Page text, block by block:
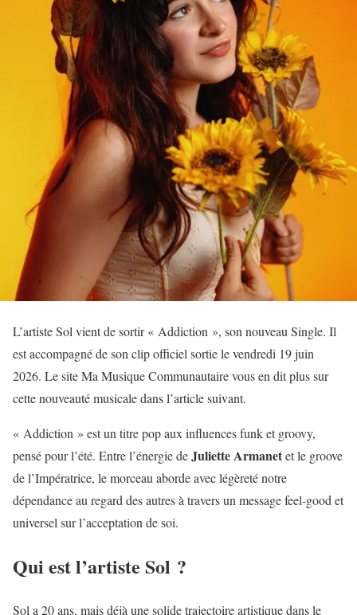
L’artiste Sol vient de sortir « Addiction », son nouveau Single. Il
est accompagné de son clip officiel sortie le vendredi 19 juin
2026. Le site Ma Musique Communautaire vous en dit plus sur
cette nouveauté musicale dans l’article suivant.
« Addiction » est un titre pop aux influences funk et groovy,
pensé pour l’été. Entre l’énergie deJuliette Armanetet le groove
de l’Impératrice, le morceau aborde avec légèreté notre
dépendance au regard des autres à travers un message feel-good et
universel sur l’acceptation de soi.
Qui est l’artiste Sol ?
Sol a 20 ans, mais déjà une solide trajectoire artistique dans le